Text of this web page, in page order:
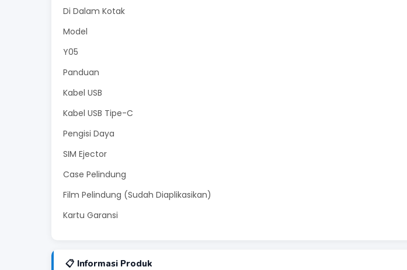
Di Dalam Kotak
Model
Y05
Panduan
Kabel USB
Kabel USB Tipe-C
Pengisi Daya
SIM Ejector
Case Pelindung
Film Pelindung (Sudah Diaplikasikan)
Kartu Garansi
📋 Informasi Produk